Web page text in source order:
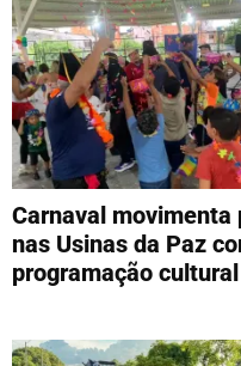
Carnaval movimenta
nas Usinas da Paz
programação